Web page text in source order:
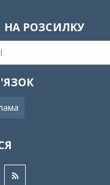
НА РОЗСИЛКУ